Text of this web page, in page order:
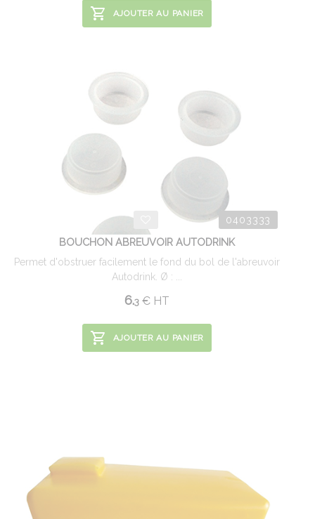
AJOUTER AU PANIER
0403333
BOUCHON ABREUVOIR AUTODRINK
Permet d'obstruer facilement le fond du bol de l'abreuvoir
Autodrink. Ø : ...
6.3 € HT
AJOUTER AU PANIER